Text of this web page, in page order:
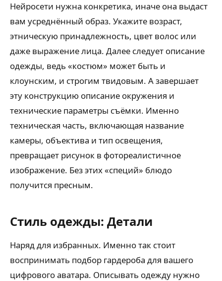
Нейросети нужна конкретика, иначе она выдаст
вам усреднённый образ. Укажите возраст,
этническую принадлежность, цвет волос или
даже выражение лица. Далее следует описание
одежды, ведь «костюм» может быть и
клоунским, и строгим твидовым. А завершает
эту конструкцию описание окружения и
технические параметры съёмки. Именно
техническая часть, включающая название
камеры, объектива и тип освещения,
превращает рисунок в фотореалистичное
изображение. Без этих «специй» блюдо
получится пресным.
Стиль одежды: Детали
Наряд для избранных. Именно так стоит
воспринимать подбор гардероба для вашего
цифрового аватара. Описывать одежду нужно